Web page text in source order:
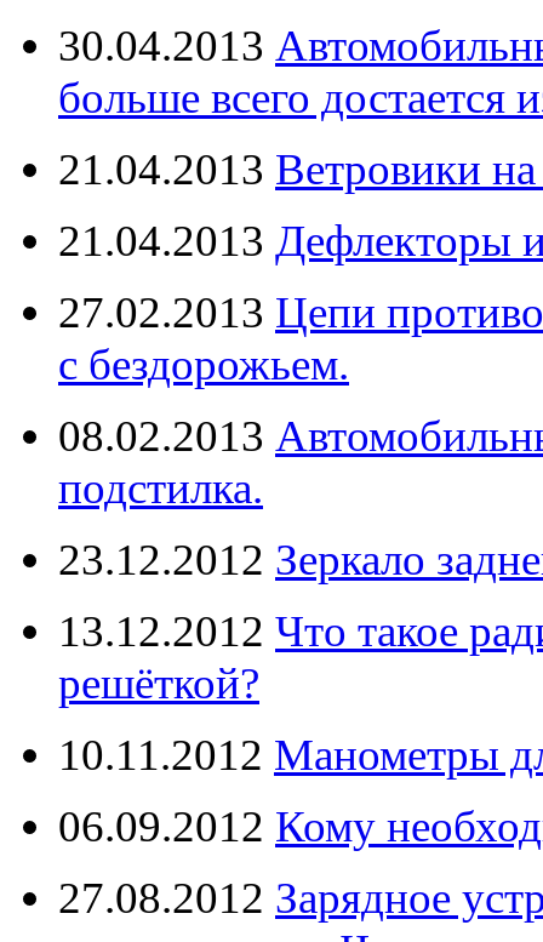
30.04.2013
больше всего достается
21.04.2013 Ветровики
21.04.2013 Дефлекторы
27.02.2013 Цепи
с бездорожьем.
08.02.2013
подстилка.
23.12.2012 Зеркало
13.12.2012 Что такое
решёткой?
10.11.2012 Манометры
06.09.2012 Кому
27.08.2012 Зарядное